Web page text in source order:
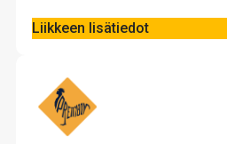
Liikkeen lisätiedot